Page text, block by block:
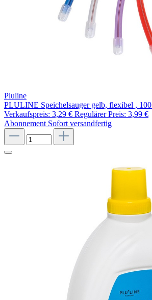
Pluline
PLULINE Speichelsauger gelb, flexibel ,
Verkaufspreis: 3,29 € Regulärer Preis: 3,99 €
Abonnement Sofort versandfertig